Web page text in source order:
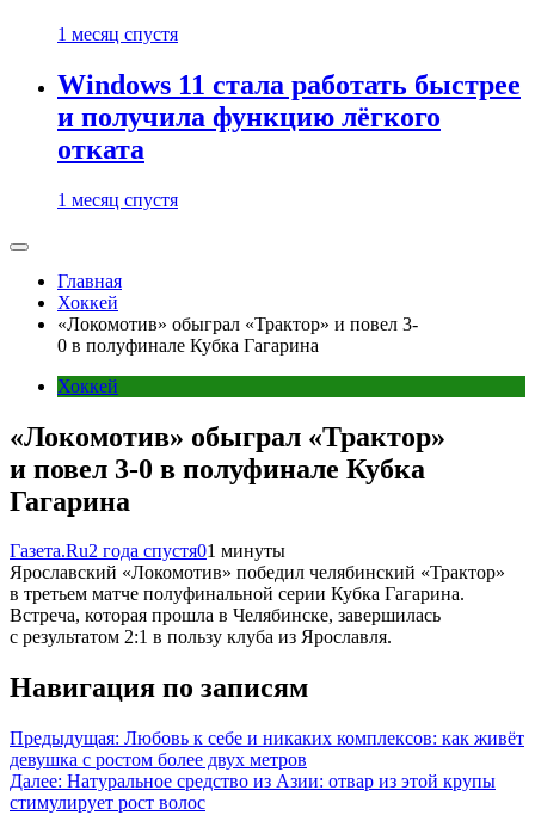
1 месяц спустя
Windows 11 стала работать быстрее
и получила функцию лёгкого
отката
1 месяц спустя
Главная
Хоккей
«Локомотив» обыграл «Трактор» и повел 3-
0 в полуфинале Кубка Гагарина
Хоккей
«Локомотив» обыграл «Трактор»
и повел 3-0 в полуфинале Кубка
Гагарина
Газета.Ru2 года спустя01 минуты
Ярославский «Локомотив» победил челябинский «Трактор»
в третьем матче полуфинальной серии Кубка Гагарина.
Встреча, которая прошла в Челябинске, завершилась
с результатом 2:1 в пользу клуба из Ярославля.
Навигация по записям
Предыдущая: Любовь к себе и никаких комплексов: как живёт
девушка с ростом более двух метров
Далее: Натуральное средство из Азии: отвар из этой крупы
стимулирует рост волос